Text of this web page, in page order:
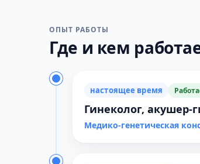
ОПЫТ РАБОТЫ
Где и кем
настоящее время
Гинеколог, акушер-
Медико-генетическая